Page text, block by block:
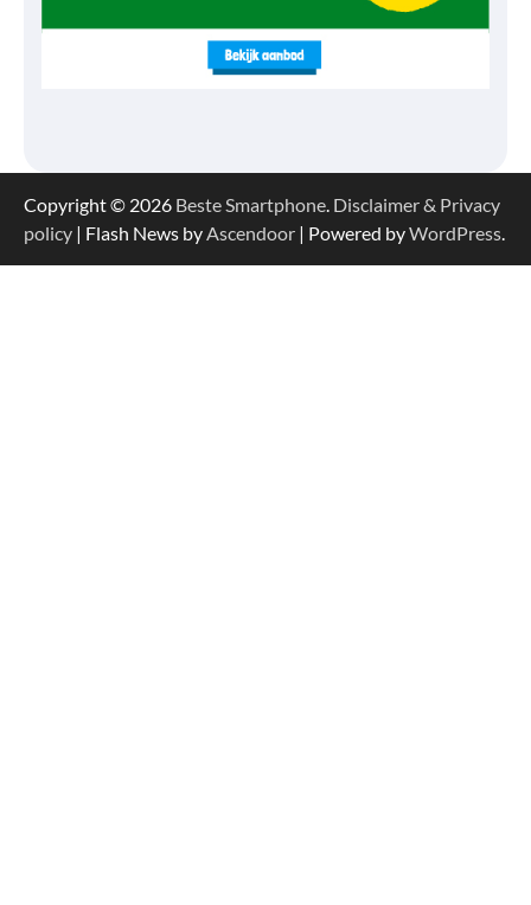
Copyright © 2026 Beste Smartphone. Disclaimer & Privacy
policy | Flash News byAscendoor | Powered byWordPress.